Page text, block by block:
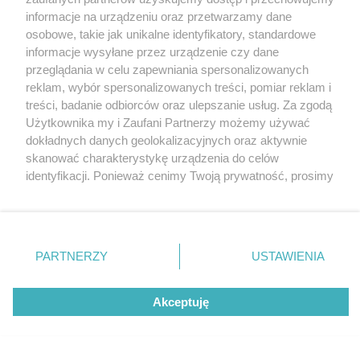
polityką prywatności regulamin korzystania z portali
Twojemiasto
Piekary Śląskie
Chorzów
Tarnowskie Góry
Ruda Śląska
Świętochłowice
Tychy
Bytom
Katowice
Gliwice
Zabrze
Zagłębie
Skontaktuj sięz nami
Kontakt
Wydawca
Redakcja
Newsletter
Reklama
informacje na urządzeniu oraz przetwarzamy dane
osobowe, takie jak unikalne identyfikatory, standardowe
informacje wysyłane przez urządzenie czy dane
przeglądania w celu zapewniania spersonalizowanych
reklam, wybór spersonalizowanych treści, pomiar reklam i
treści, badanie odbiorców oraz ulepszanie usług. Za zgodą
Użytkownika my i Zaufani Partnerzy możemy używać
dokładnych danych geolokalizacyjnych oraz aktywnie
skanować charakterystykę urządzenia do celów
identyfikacji. Ponieważ cenimy Twoją prywatność, prosimy
prywatności znajdujący się w lewym dolnym rogu strony
. Niektóre rodzaje przetwarzania danych nie wymagają
zgody użytkownika, ale masz prawo sprzeciwić się
takiemu przetwarzaniu. Preferencje będą miały
zastosowania tylko na tej witrynie.
PARTNERZY USTAWIENIA
Akceptuję